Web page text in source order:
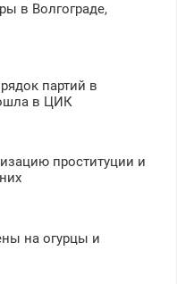
в Волгограде,
партий в
в ЦИК
проституции и
на огурцы и